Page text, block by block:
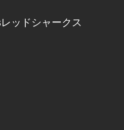
ッドシャークス